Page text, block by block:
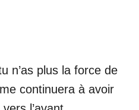
n’as plus la force de
continuera à avoir